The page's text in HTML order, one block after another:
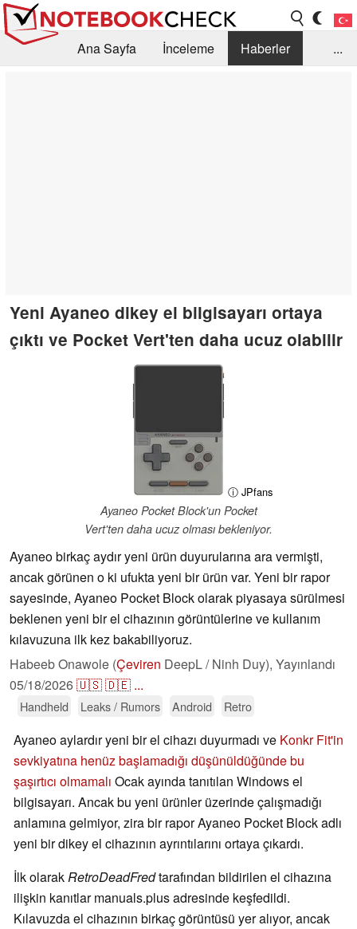
Ana Sayfa İnceleme
Haberler
...
Yeni Ayaneo dikey el bilgisayarı ortaya
çıktı ve Pocket Vert'ten daha ucuz olabilir
ⓘ JPfans
Ayaneo Pocket Block'un Pocket
Vert'ten daha ucuz olması bekleniyor.
Ayaneo birkaç aydır yeni ürün duyurularına ara vermişti,
ancak görünen o ki ufukta yeni bir ürün var. Yeni bir rapor
sayesinde, Ayaneo Pocket Block olarak piyasaya sürülmesi
beklenen yeni bir el cihazının görüntülerine ve kullanım
kılavuzuna ilk kez bakabiliyoruz.
Habeeb Onawole (Çeviren DeepL / Ninh Duy), Yayınlandı
05/18/2026🇺🇸🇩🇪 ...
Handheld Leaks / Rumors Android Retro
Ayaneo aylardır yeni bir el cihazı duyurmadı ve Konkr Fit'in
sevkiyatına henüz başlamadığı düşünüldüğünde bu
şaşırtıcı olmamalı Ocak ayında tanıtılan Windows el
bilgisayarı. Ancak bu yeni ürünler üzerinde çalışmadığı
anlamına gelmiyor, zira bir rapor Ayaneo Pocket Block adlı
yeni bir dikey el cihazının ayrıntılarını ortaya çıkardı.
İlk olarakRetroDeadFredtarafından bildirilen el cihazına
ilişkin kanıtlar manuals.plus adresinde keşfedildi.
Kılavuzda el cihazının birkaç görüntüsü yer alıyor, ancak